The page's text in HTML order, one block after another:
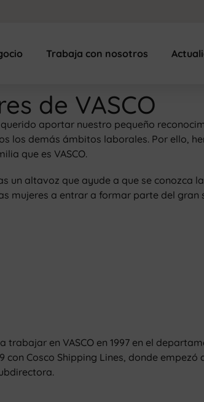
Trabaja con nosotros
de VASCO
aportar nuestro pequeño
los demás ámbitos laborales. Por ello,
que es VASCO.
un altavoz que ayude a que se conozca
mujeres a entrar a formar parte del
trabajar en VASCO en 1997 en el
Cosco Shipping Lines, donde